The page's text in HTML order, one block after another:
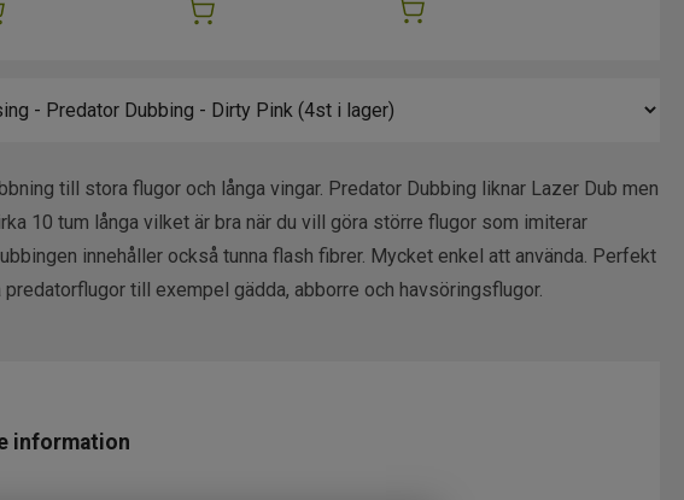
till stora flugor och långa vingar. Predator Dubbing liknar Lazer Dub men
10 tum långa vilket är bra när du vill göra större flugor som imiterar
innehåller också tunna flash fibrer. Mycket enkel att använda. Perfekt
till exempel gädda, abborre och havsöringsflugor.
information